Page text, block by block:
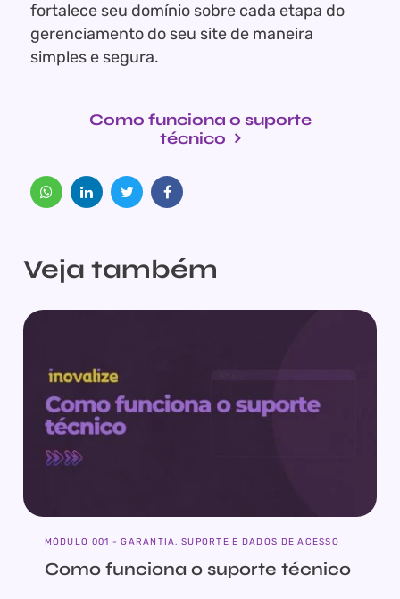
fortalece seu domínio sobre cada etapa do
gerenciamento do seu site de maneira
simples e segura.
Como funciona o suporte
técnico
Veja também
MÓDULO 001 - GARANTIA, SUPORTE E DADOS DE ACESSO
Como funciona o suporte técnico